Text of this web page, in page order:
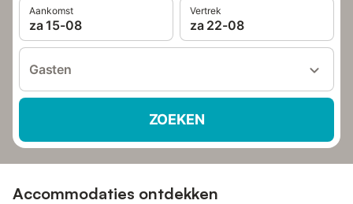
Aankomst
za 15-08
Vertrek
za 22-08
Gasten
ZOEKEN
Accommodaties ontdekken